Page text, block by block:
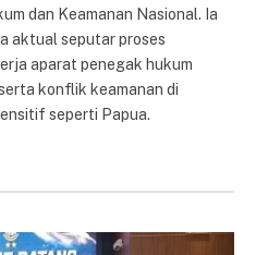
dan Keamanan Nasional. Ia
aktual seputar proses
aparat penegak hukum
konflik keamanan di
seperti Papua.